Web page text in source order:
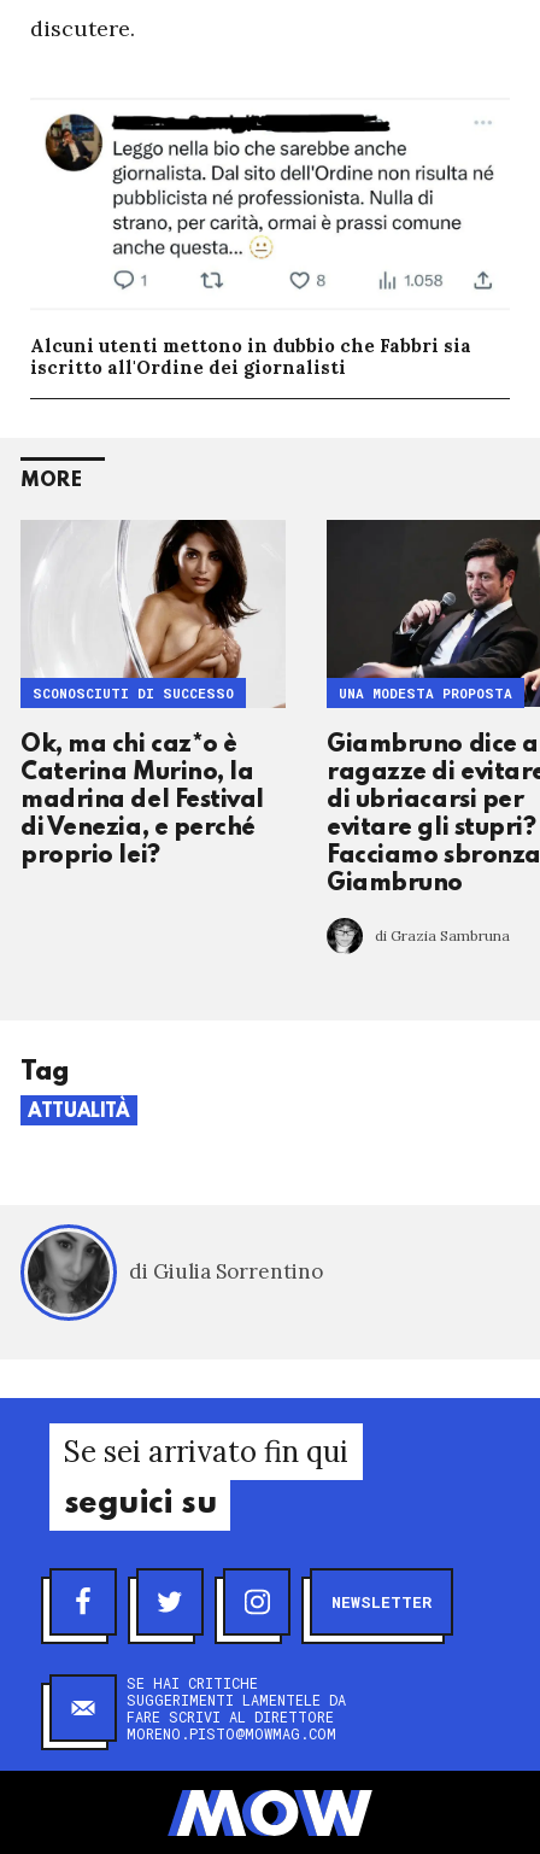
discutere.
Alcuni utenti mettono in dubbio che Fabbri sia
iscritto all'Ordine dei giornalisti
MORE
Ok, ma chi caz*o è
Caterina Murino, la
madrina del Festival
di Venezia, e perché
proprio lei?
SCONOSCIUTI DI SUCCESSO
Giambruno dice
ragazze di
di ubriacarsi per
evitare gli stupri?
Facciamo
Giambruno
di Grazia Sambruna
UNA MODESTA PROPOSTA
Tag
ATTUALITÀ
di Giulia Sorrentino
Se sei arrivato fin qui
seguici su
NEWSLETTER
SE HAI CRITICHE
SUGGERIMENTI LAMENTELE DA
FARE SCRIVI AL DIRETTORE
MORENO.PISTO@MOWMAG.COM